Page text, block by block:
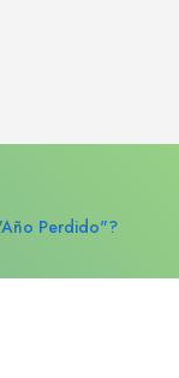
su
Perdido"?